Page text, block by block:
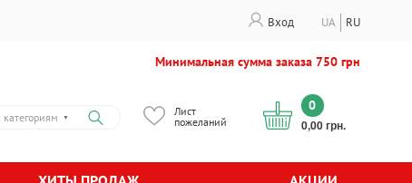
Вход RU
UA
Минимальная сумма заказа 750 грн
▼
Лист
пожеланий
0
0,00 грн.